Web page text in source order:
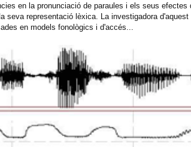
en la pronunciació de paraules i els seus efectes
seva representació lèxica. La investigadora
en models fonològics i d'accés...